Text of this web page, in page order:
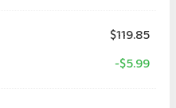
$119.85
-$5.99